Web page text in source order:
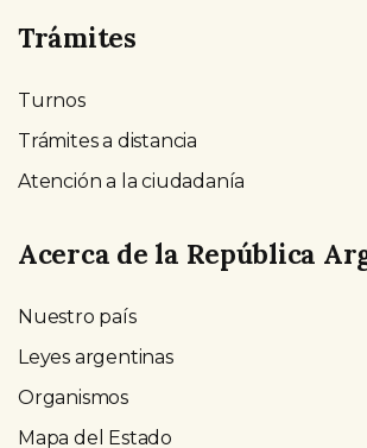
Trámites
Turnos
Trámites a distancia
Atención a la ciudadanía
Acerca de la República
Nuestro país
Leyes argentinas
Organismos
Mapa del Estado